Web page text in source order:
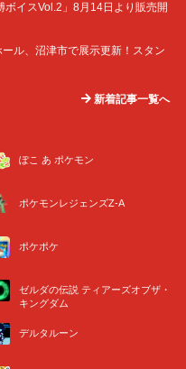
ボイスVol.2」8月14日より販売開
ル、沼津市で展示更新！スタン
新着記事一覧へ
ぽこ あ ポケモン
ポケモンレジェンズZ-A
ポケポケ
ゼルダの伝説 ティアーズオブザ・
キングダム
デルタルーン